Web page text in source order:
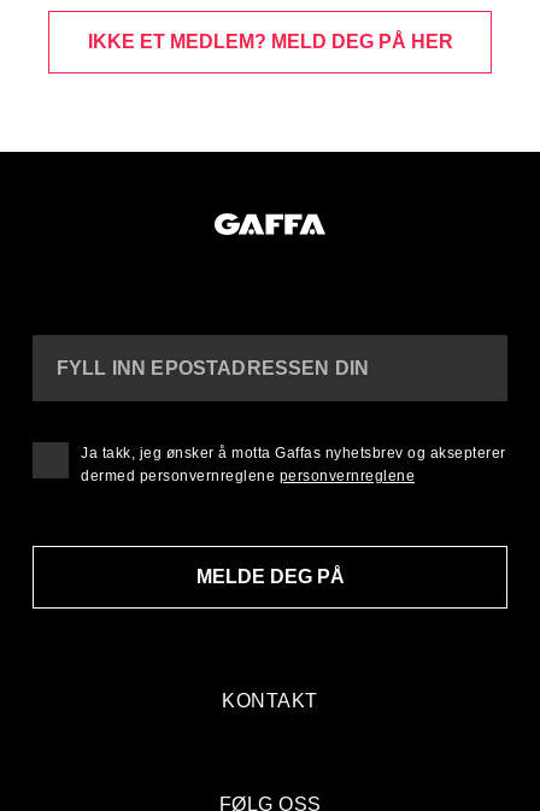
IKKE ET MEDLEM? MELD DEG PÅ HER
KONTAKT
FYLL INN EPOSTADRESSEN DIN
MELDE DEG PÅ
Ja takk, jeg ønsker å motta Gaffas nyhetsbrev og aksepterer
dermed personvernreglene personvernreglene
FØLG OSS